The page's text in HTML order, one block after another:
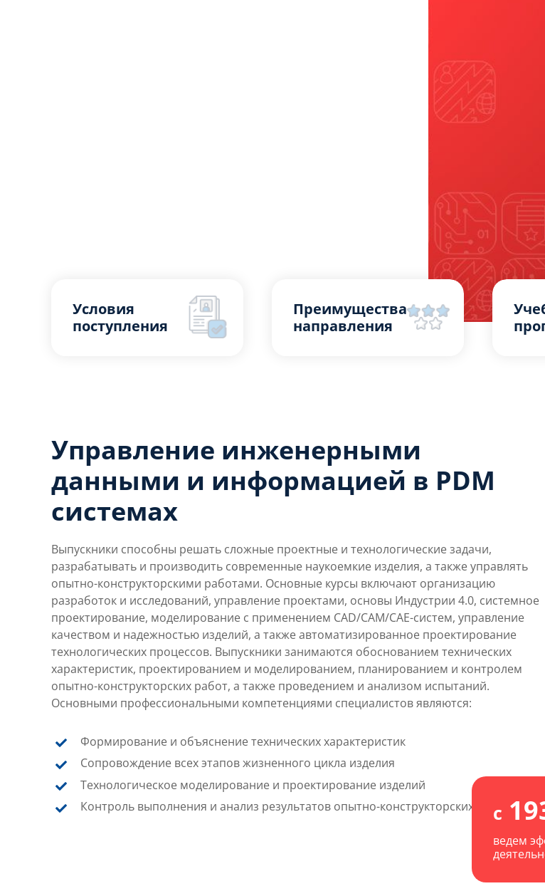
Условия
поступления
Преимущества
направления
Управление инженерными
данными и информацией в PDM
системах
Выпускники способны решать сложные проектные и технологические задачи,
разрабатывать и производить современные наукоемкие изделия, а также управлять
опытно-конструкторскими работами. Основные курсы включают организацию
разработок и исследований, управление проектами, основы Индустрии 4.0, системное
проектирование, моделирование с применением CAD/CAM/CAE-систем, управление
качеством и надежностью изделий, а также автоматизированное проектирование
технологических процессов. Выпускники занимаются обоснованием технических
характеристик, проектированием и моделированием, планированием и контролем
опытно-конструкторских работ, а также проведением и анализом испытаний.
Основными профессиональными компетенциями специалистов являются:
Формирование и объяснение технических характеристик
Сопровождение всех этапов жизненного цикла изделия
Технологическое моделирование и проектирование изделий
Контроль выполнения и анализ результатов опытно-конструкторских работ
с
ведем